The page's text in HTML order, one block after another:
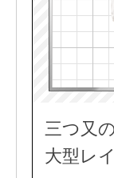
三つ又
大型レ